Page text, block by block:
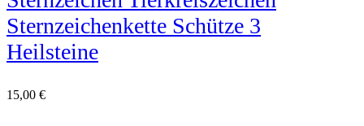
Sternzeichenkette Schütze 3
Heilsteine
15,00 €